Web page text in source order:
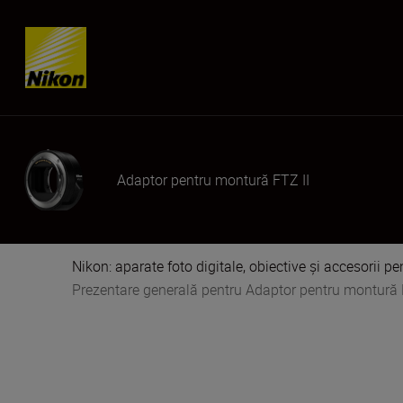
Skip content
Adaptor pentru montură FTZ II
Nikon: aparate foto digitale, obiective și accesorii
Prezentare generală pentru Adaptor pentru montură